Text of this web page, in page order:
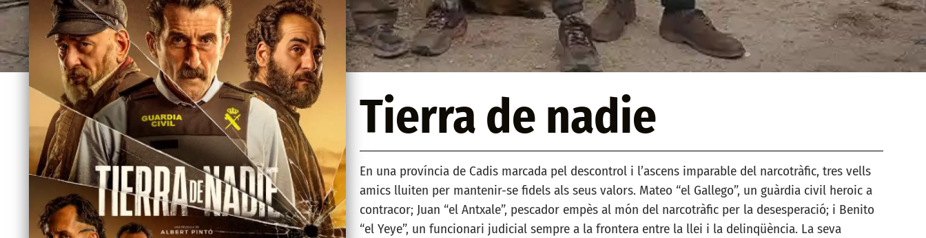
Tierra de nadie
En una província de Cadis marcada pel descontrol i l’ascens imparable del narcotràfic, tres vells
amics lluiten per mantenir-se fidels als seus valors. Mateo “el Gallego”, un guàrdia civil heroic a
contracor; Juan “el Antxale”, pescador empès al món del narcotràfic per la desesperació; i Benito
“el Yeye”, un funcionari judicial sempre a la frontera entre la llei i la delinqüència. La seva